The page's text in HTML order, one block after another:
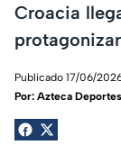
Croacia
Publicado 17/06/
Por: Azteca Deportes